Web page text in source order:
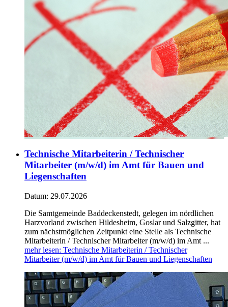
Technische Mitarbeiterin / Technischer
Mitarbeiter (m/w/d) im Amt für Bauen und
Liegenschaften
Datum: 29.07.2026
Die Samtgemeinde Baddeckenstedt, gelegen im nördlichen
Harzvorland zwischen Hildesheim, Goslar und Salzgitter, hat
zum nächstmöglichen Zeitpunkt eine Stelle als Technische
Mitarbeiterin / Technischer Mitarbeiter (m/w/d) im Amt ...
mehr lesen: Technische Mitarbeiterin / Technischer
Mitarbeiter (m/w/d) im Amt für Bauen und Liegenschaften